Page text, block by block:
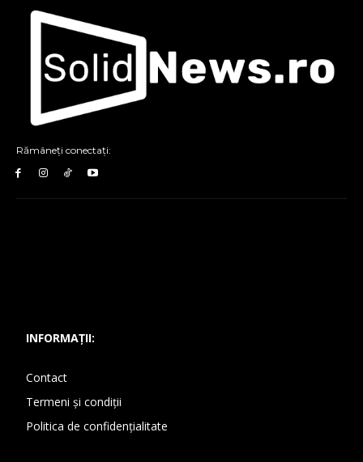
Rămâneți conectați:
INFORMAȚII:
Contact
Termeni și condiții
Politica de confidențialitate